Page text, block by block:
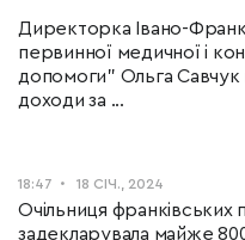
Директорка Івано-
первинної медичної і
допомоги” Ольга
доходи за ...
18:47 18 СІЧ., 2024
Очільниця франківських
задекларувала майже